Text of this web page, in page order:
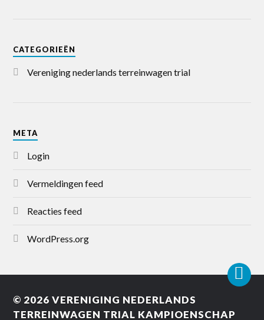
CATEGORIEËN
Vereniging nederlands terreinwagen trial
META
Login
Vermeldingen feed
Reacties feed
WordPress.org
© 2026VERENIGING NEDERLANDS
TERREINWAGEN TRIAL KAMPIOENSCHAP